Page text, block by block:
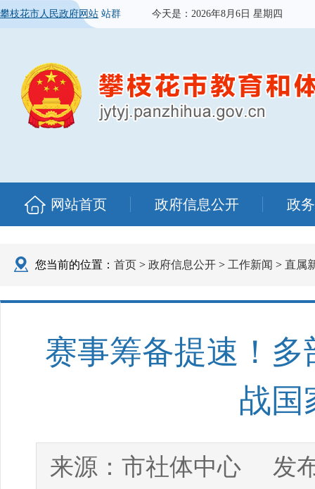
攀枝花市人民政府网站 站群 今天是： 2026年8月6日 星期四
网站首页 政府信息公开 政
您当前的位置： 首页 > 政府信息公开 > 工作新闻 > 直属
赛事筹备提速！
战国
来源： 市社体中心 发